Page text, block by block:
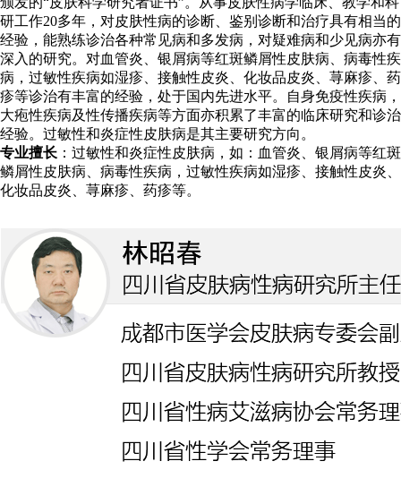
研工作20多年，对皮肤性病的诊断、鉴别诊断和治疗具有相当的
经验，能熟练诊治各种常见病和多发病，对疑难病和少见病亦有
深入的研究。对血管炎、银屑病等红斑鳞屑性皮肤病、病毒性疾
病，过敏性疾病如湿疹、接触性皮炎、化妆品皮炎、荨麻疹、药
疹等诊治有丰富的经验，处于国内先进水平。自身免疫性疾病，
大疱性疾病及性传播疾病等方面亦积累了丰富的临床研究和诊治
经验。过敏性和炎症性皮肤病是其主要研究方向。
专业擅长 ：过敏性和炎症性皮肤病，如：血管炎、银屑病等红斑
鳞屑性皮肤病、病毒性疾病，过敏性疾病如湿疹、接触性皮炎、
化妆品皮炎、荨麻疹、药疹等。